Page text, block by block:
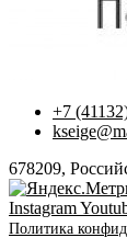
+7
678209,
Instagram
Политика